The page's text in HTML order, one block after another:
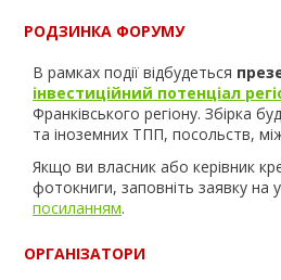
РОДЗИНКА ФОРУМУ
В рамках події відбудеться
інвестиційний потенціал
Франківського регіону. Збірка
та іноземних ТПП, посольств,
Якщо ви власник або керівник
фотокниги, заповніть заявку на
посиланням.
ОРГАНІЗАТОРИ